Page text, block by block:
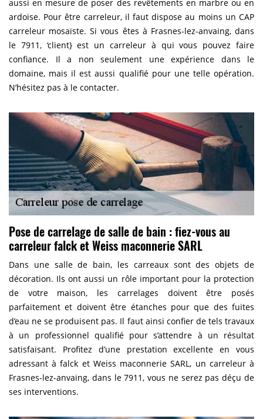
aussi en mesure de poser des revêtements en marbre ou en
ardoise. Pour être carreleur, il faut dispose au moins un CAP
carreleur mosaïste. Si vous êtes à Frasnes-lez-anvaing, dans
le 7911, ‘client} est un carreleur à qui vous pouvez faire
confiance. Il a non seulement une expérience dans le
domaine, mais il est aussi qualifié pour une telle opération.
N’hésitez pas à le contacter.
Pose de carrelage de salle de bain : fiez-vous au
carreleur falck et Weiss maconnerie SARL
Dans une salle de bain, les carreaux sont des objets de
décoration. Ils ont aussi un rôle important pour la protection
de votre maison, les carrelages doivent être posés
parfaitement et doivent être étanches pour que des fuites
d’eau ne se produisent pas. Il faut ainsi confier de tels travaux
à un professionnel qualifié pour s’attendre à un résultat
satisfaisant. Profitez d’une prestation excellente en vous
adressant à falck et Weiss maconnerie SARL, un carreleur à
Frasnes-lez-anvaing, dans le 7911, vous ne serez pas déçu de
ses interventions.